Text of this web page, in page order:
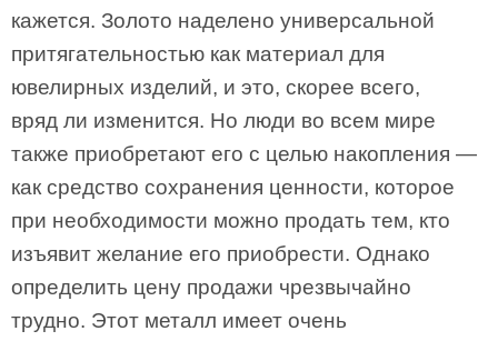
кажется. Золото наделено универсальной
притягательностью как материал для
ювелирных изделий, и это, скорее всего,
вряд ли изменится. Но люди во всем мире
также приобретают его с целью накопления —
как средство сохранения ценности, которое
при необходимости можно продать тем, кто
изъявит желание его приобрести. Однако
определить цену продажи чрезвычайно
трудно. Этот металл имеет очень